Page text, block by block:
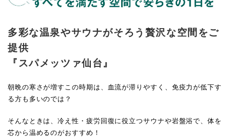
多彩な温泉やサウナがそろう贅沢な空間をご
提供
『スパメッツァ仙台』
朝晩の寒さが増すこの時期は、血流が滞りやすく、免疫力が低下す
る方も多いのでは？
そんなときは、冷え性・疲労回復に役立つサウナや岩盤浴で、体を
芯から温めるのがおすすめ！